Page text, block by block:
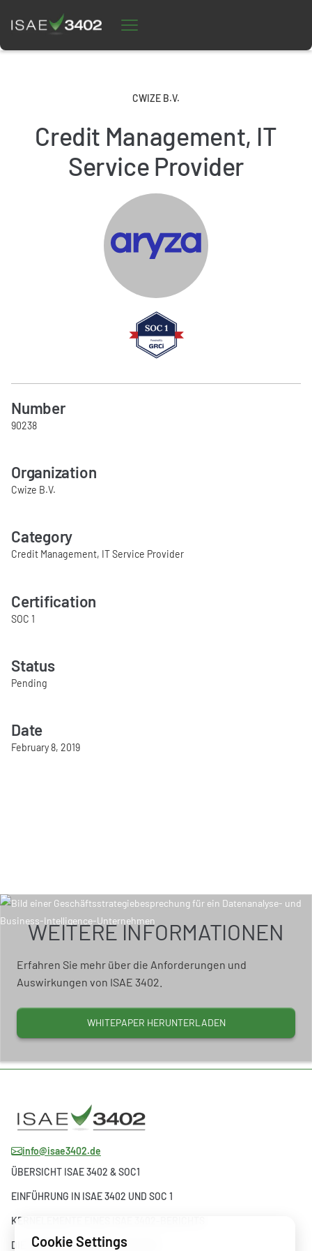
CWIZE B.V.
Credit Management, IT
Service Provider
Number
90238
Organization
Cwize B.V.
Category
Credit Management, IT Service Provider
Certification
SOC 1
Status
Pending
Date
February 8, 2019
WEITERE INFORMATIONEN
Erfahren Sie mehr über die Anforderungen und
Auswirkungen von ISAE 3402.
WHITEPAPER HERUNTERLADEN
info@isae3402.de
ÜBERSICHT ISAE 3402 & SOC1
EINFÜHRUNG IN ISAE 3402 UND SOC 1
KERNELEMENTE EINES ISAE 3402-BERICHTS
DIE ENTWICKLUNG VON ISAE 3402
Cookie Settings